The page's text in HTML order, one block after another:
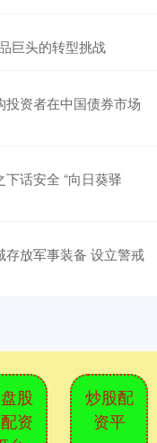
巨头的转型挑战
资者在中国债券市场
话安全 “向日葵驿
存放军事装备 设立警戒
股
资
炒股配
资平